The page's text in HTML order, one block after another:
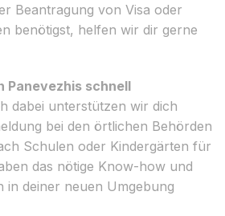
Beantragung von Visa oder
benötigst, helfen wir dir gerne
Panevezhis schnell
dabei unterstützen wir dich
bei den örtlichen Behörden
Schulen oder Kindergärten für
das nötige Know-how und
in deiner neuen Umgebung